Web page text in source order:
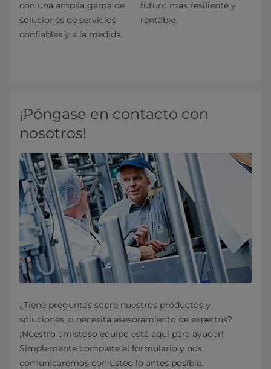
con una amplia gama de
soluciones de servicios
confiables y a la medida.
futuro más resiliente y
rentable.
¡Póngase en contacto con
nosotros!
¿Tiene preguntas sobre nuestros productos y
soluciones, o necesita asesoramiento de expertos?
¡Nuestro amistoso equipo está aquí para ayudar!
Simplemente complete el formulario y nos
comunicaremos con usted lo antes posible.